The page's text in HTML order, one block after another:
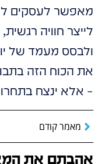
מאפשר לעסקים
לייצר חוויה
ולבסס מעמד של
את הכוח הזה
– אלא ינצח
מאמר קודם
אהבתם את